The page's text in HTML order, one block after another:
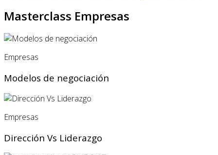
Masterclass Empresas
Empresas
Modelos de negociación
Empresas
Dirección Vs Liderazgo